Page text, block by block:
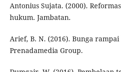
Antonius Sujata. (2000).
hukum. Jambatan.
Arief, B. N. (2016). Bunga
Prenadamedia Group.